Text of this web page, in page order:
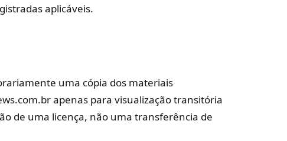
aplicáveis.
uma cópia dos materiais
apenas para visualização transitória
de uma licença, não uma transferência de